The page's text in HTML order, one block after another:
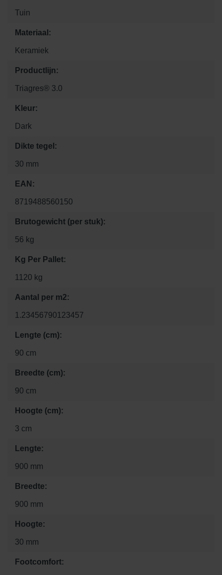
Tuin
Materiaal:
Keramiek
Productlijn:
Triagres® 3.0
Kleur:
Dark
Dikte tegel:
30 mm
EAN:
8719488560150
Brutogewicht (per stuk):
56 kg
Kg Per Pallet:
1120 kg
Aantal per m2:
1.23456790123457
Lengte (cm):
90 cm
Breedte (cm):
90 cm
Hoogte (cm):
3 cm
Lengte:
900 mm
Breedte:
900 mm
Hoogte:
30 mm
Footcomfort: